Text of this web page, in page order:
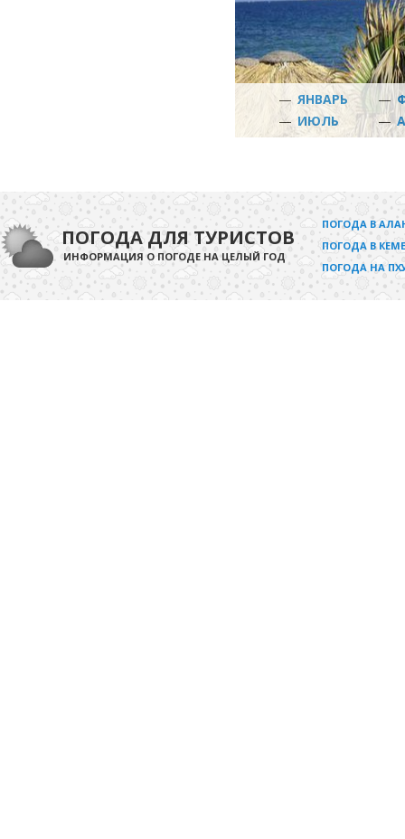
— ЯНВАРЬ —
— ИЮЛЬ —
ПОГОДА ДЛЯ ТУРИСТОВ
ИНФОРМАЦИЯ О ПОГОДЕ НА ЦЕЛЫЙ ГОД
ПОГОДА В
ПОГОДА В
ПОГОДА НА